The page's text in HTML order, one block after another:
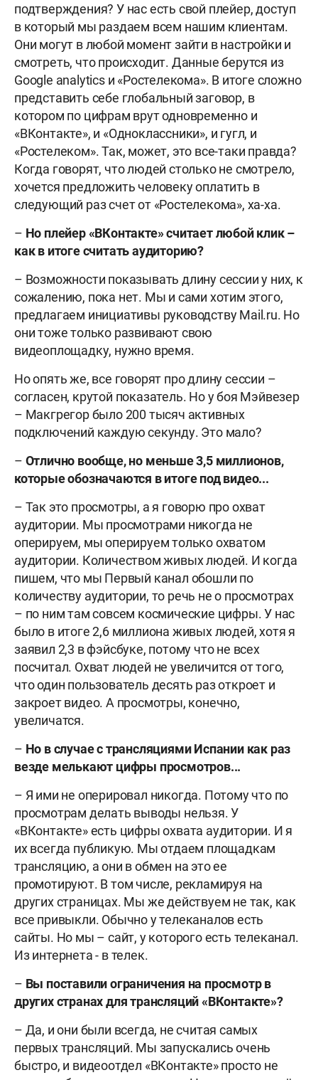
подтверждения? У нас есть свой плейер, доступ
в который мы раздаем всем нашим клиентам.
Они могут в любой момент зайти в настройки и
смотреть, что происходит. Данные берутся из
Google analytics и «Ростелекома». В итоге сложно
представить себе глобальный заговор, в
котором по цифрам врут одновременно и
«ВКонтакте», и «Одноклассники», и гугл, и
«Ростелеком». Так, может, это все-таки правда?
Когда говорят, что людей столько не смотрело,
хочется предложить человеку оплатить в
следующий раз счет от «Ростелекома», ха-ха.
– Но плейер «ВКонтакте» считает любой клик –
как в итоге считать аудиторию?
– Возможности показывать длину сессии у них, к
сожалению, пока нет. Мы и сами хотим этого,
предлагаем инициативы руководству Mail.ru. Но
они тоже только развивают свою
видеоплощадку, нужно время.
Но опять же, все говорят про длину сессии –
согласен, крутой показатель. Но у боя Мэйвезер
– Макгрегор было 200 тысяч активных
подключений каждую секунду. Это мало?
– Отлично вообще, но меньше 3,5 миллионов,
которые обозначаются в итоге под видео...
– Так это просмотры, а я говорю про охват
аудитории. Мы просмотрами никогда не
оперируем, мы оперируем только охватом
аудитории. Количеством живых людей. И когда
пишем, что мы Первый канал обошли по
количеству аудитории, то речь не о просмотрах
– по ним там совсем космические цифры. У нас
было в итоге 2,6 миллиона живых людей, хотя я
заявил 2,3 в фэйсбуке, потому что не всех
посчитал. Охват людей не увеличится от того,
что один пользователь десять раз откроет и
закроет видео. А просмотры, конечно,
увеличатся.
– Но в случае с трансляциями Испании как раз
везде мелькают цифры просмотров...
– Я ими не оперировал никогда. Потому что по
просмотрам делать выводы нельзя. У
«ВКонтакте» есть цифры охвата аудитории. И я
их всегда публикую. Мы отдаем площадкам
трансляцию, а они в обмен на это ее
промотируют. В том числе, рекламируя на
других страницах. Мы же действуем не так, как
все привыкли. Обычно у телеканалов есть
сайты. Но мы – сайт, у которого есть телеканал.
Из интернета - в телек.
– Вы поставили ограничения на просмотр в
других странах для трансляций «ВКонтакте»?
– Да, и они были всегда, не считая самых
первых трансляций. Мы запускались очень
быстро, и видеоотдел «ВКонтакте» просто не